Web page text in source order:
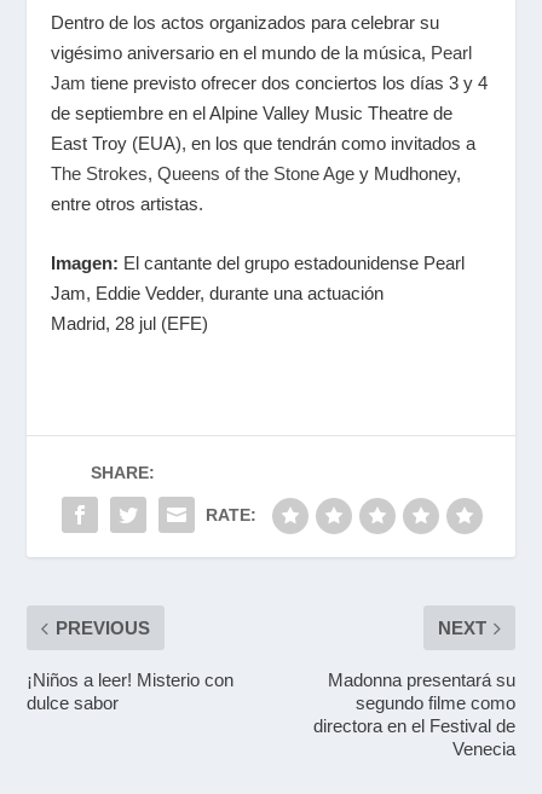
Dentro de los actos organizados para celebrar su
vigésimo aniversario en el mundo de la música, Pearl
Jam tiene previsto ofrecer dos conciertos los días 3 y 4
de septiembre en el Alpine Valley Music Theatre de
East Troy (EUA), en los que tendrán como invitados a
The Strokes,Queens of the Stone Age y Mudhoney,
entre otros artistas.
Imagen: El cantante del grupo estadounidense Pearl
Jam, Eddie Vedder, durante una actuación
Madrid, 28 jul (EFE)
SHARE:
RATE:
PREVIOUS
¡Niños a leer! Misterio con
dulce sabor
NEXT
Madonna presentará su
segundo filme como
directora en el Festival de
Venecia